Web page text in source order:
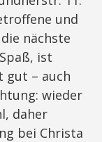
und
nächste
ist
gut – auch
wieder
daher
bei Christa